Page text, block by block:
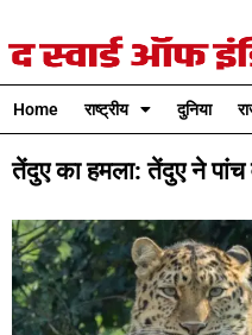
Home राष्ट्रीय दुनिया
तेंदुए का हमला: तेंदुए ने पांच